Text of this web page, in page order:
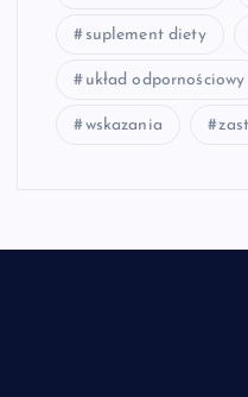
suplement diety
układ odpornościowy
wskazania